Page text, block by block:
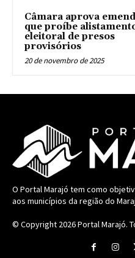
Câmara aprova
que proíbe
eleitoral de presos
provisórios
20 de novembro de 2025
O Portal Marajó tem como
aos municípios da região do
© Copyright 2026Portal Marajó.